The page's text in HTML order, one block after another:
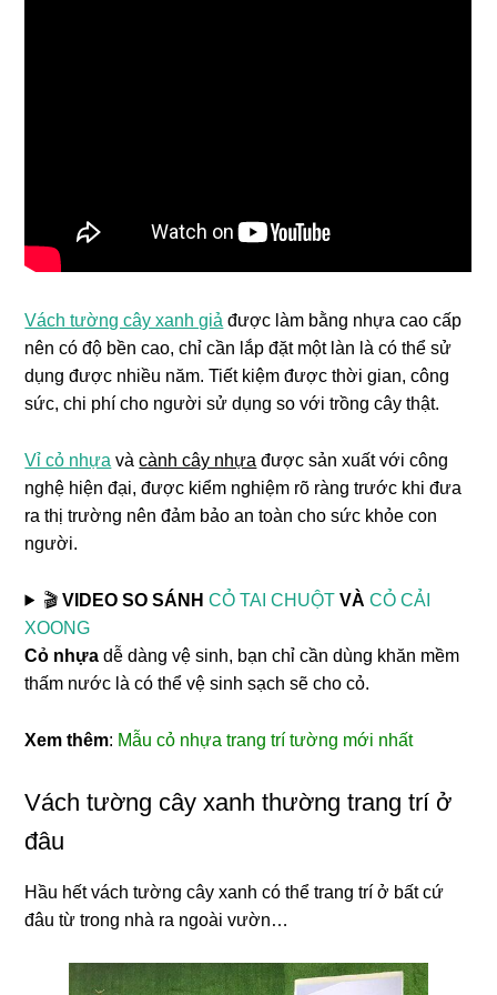
Vách tường cây xanh giả được làm bằng nhựa cao cấp
nên có độ bền cao, chỉ cần lắp đặt một làn là có thể sử
dụng được nhiều năm. Tiết kiệm được thời gian, công
sức, chi phí cho người sử dụng so với trồng cây thật.
Vỉ cỏ nhựa vàcành cây nhựa được sản xuất với công
nghệ hiện đại, được kiểm nghiệm rõ ràng trước khi đưa
ra thị trường nên đảm bảo an toàn cho sức khỏe con
người.
🎬VIDEO SO SÁNHCỎ TAI CHUỘT VÀCỎ CẢI
XOONG
Cỏ nhựa dễ dàng vệ sinh, bạn chỉ cần dùng khăn mềm
thấm nước là có thể vệ sinh sạch sẽ cho cỏ.
Xem thêm: Mẫu cỏ nhựa trang trí tường mới nhất
Vách tường cây xanh thường trang trí ở
đâu
Hầu hết vách tường cây xanh có thể trang trí ở bất cứ
đâu từ trong nhà ra ngoài vườn…